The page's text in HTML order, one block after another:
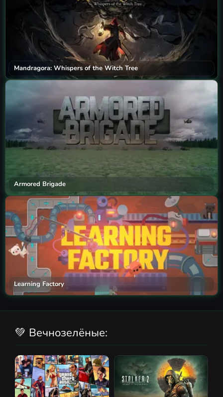
Mandragora: Whispers of the Witch Tree
Armored Brigade
Learning Factory
💚 Вечнозелёные: